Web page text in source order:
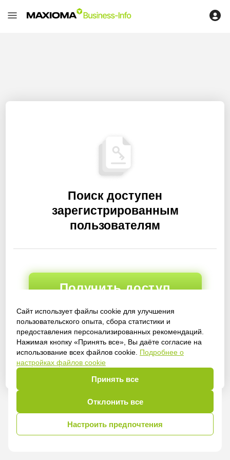
Сайт использует файлы cookie для улучшения
пользовательского опыта, сбора статистики и
предоставления персонализированных рекомендаций.
Нажимая кнопку «Принять все», Вы даёте согласие на
использование всех файлов cookie. Подробнее о
настройках файлов cookie
Принять все
Отклонить все
Настроить предпочтения
Поиск доступен
зарегистрированным
пользователям
Получить доступ
Войти